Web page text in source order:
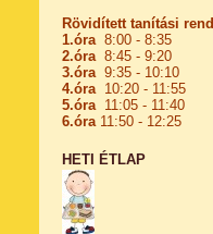
Rövidített tanítási rend
1.óra8:00 - 8:35
2.óra8:45 - 9:20
3.óra 9:35 - 10:10
4.óra10:20 - 11:55
5.óra11:05 - 11:40
6.óra 11:50 - 12:25
HETI ÉTLAP